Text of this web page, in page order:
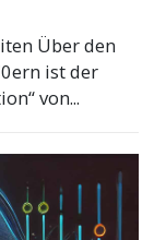
Über den
ist der
von...